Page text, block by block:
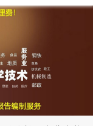
报告
验收报告